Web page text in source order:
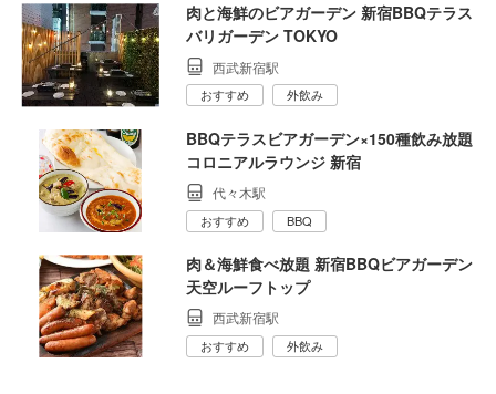
肉と海鮮のビアガーデン 新宿BBQテラス
バリガーデン TOKYO
西武新宿駅
おすすめ 外飲み
BBQテラスビアガーデン×150種飲み放題
コロニアルラウンジ 新宿
代々木駅
おすすめ BBQ
肉＆海鮮食べ放題 新宿BBQビアガーデン
天空ルーフトップ
西武新宿駅
おすすめ 外飲み